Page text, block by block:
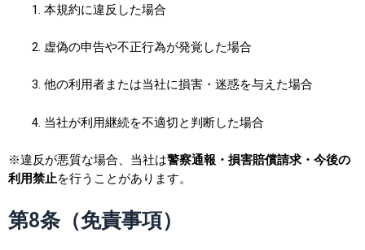
本規約に違反した場合
虚偽の申告や不正行為が発覚した場合
他の利用者または当社に損害・迷惑を与えた場合
当社が利用継続を不適切と判断した場合
※違反が悪質な場合、当社は警察通報・損害賠償請求・今後の
利用禁止を行うことがあります。
第8条（免責事項）